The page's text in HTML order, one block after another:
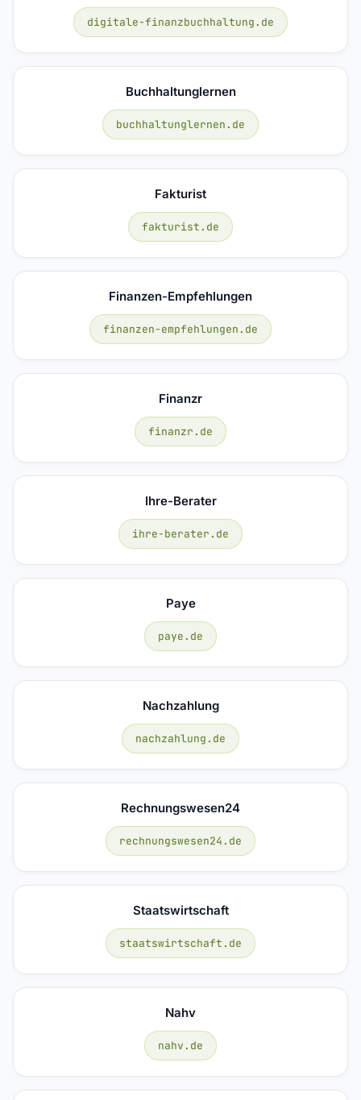
digitale-finanzbuchhaltung.de
Buchhaltunglernen
buchhaltunglernen.de
Fakturist
fakturist.de
Finanzen-Empfehlungen
finanzen-empfehlungen.de
Finanzr
finanzr.de
Ihre-Berater
ihre-berater.de
Paye
paye.de
Nachzahlung
nachzahlung.de
Rechnungswesen24
rechnungswesen24.de
Staatswirtschaft
staatswirtschaft.de
Nahv
nahv.de